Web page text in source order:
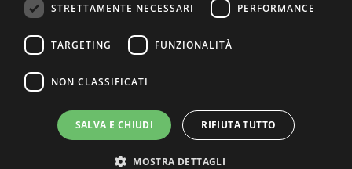
STRETTAMENTE NECESSARI PERFORMANCE
TARGETING FUNZIONALITÀ
NON CLASSIFICATI
SALVA E CHIUDI RIFIUTA TUTTO
MOSTRA DETTAGLI